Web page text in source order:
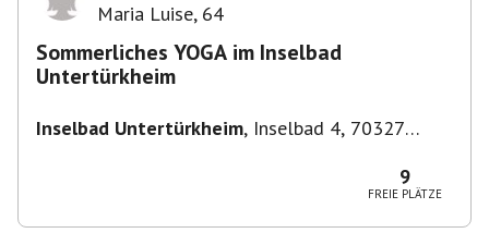
Maria Luise, 64
Sommerliches YOGA im Inselbad
Untertürkheim
Inselbad Untertürkheim, Inselbad 4, 70327
9
FREIE PLÄTZE